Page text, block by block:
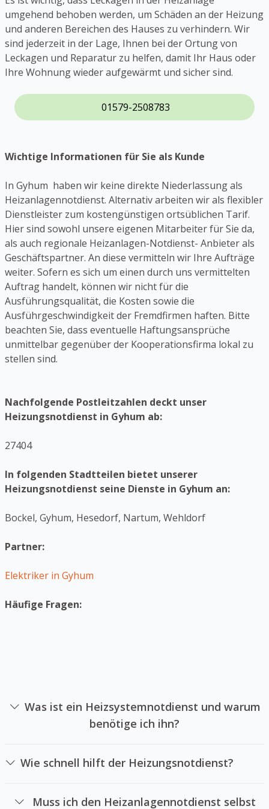
umgehend behoben werden, um Schäden an der Heizung
und anderen Bereichen des Hauses zu verhindern. Wir
sind jederzeit in der Lage, Ihnen bei der Ortung von
Leckagen und Reparatur zu helfen, damit Ihr Haus oder
Ihre Wohnung wieder aufgewärmt und sicher sind.
01579-2508783
Wichtige Informationen für Sie als Kunde
In Gyhum haben wir keine direkte Niederlassung als
Heizanlagennotdienst. Alternativ arbeiten wir als flexibler
Dienstleister zum kostengünstigen ortsüblichen Tarif.
Hier sind sowohl unsere eigenen Mitarbeiter für Sie da,
als auch regionale Heizanlagen-Notdienst- Anbieter als
Geschäftspartner. An diese vermitteln wir Ihre Aufträge
weiter. Sofern es sich um einen durch uns vermittelten
Auftrag handelt, können wir nicht für die
Ausführungsqualität, die Kosten sowie die
Ausführgeschwindigkeit der Fremdfirmen haften. Bitte
beachten Sie, dass eventuelle Haftungsansprüche
unmittelbar gegenüber der Kooperationsfirma lokal zu
stellen sind.
Nachfolgende Postleitzahlen deckt unser
Heizungsnotdienst in Gyhum ab:
27404
In folgenden Stadtteilen bietet unserer
Heizungsnotdienst seine Dienste in Gyhum an:
Bockel, Gyhum, Hesedorf, Nartum, Wehldorf
Partner:
Elektriker in Gyhum
Häufige Fragen:
Was ist ein Heizsystemnotdienst und warum
benötige ich ihn?
Reparatur von Heizungssystemen in Notsituationen
spezialisiert hat. Sie können einen Heizungsnotdienst
Ihre Räume kalt bleiben oder wenn das Wasser in Ihrer
Wie schnell hilft der Heizungsnotdienst?
und der Entfernung zu Ihrem Standort ab. Wir versuchen
Muss ich den Heizanlagennotdienst selbst